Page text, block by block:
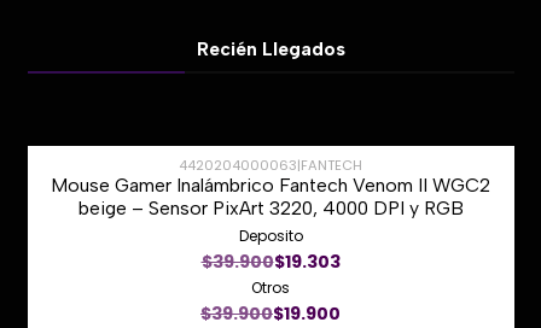
Recién Llegados
-50%
4420204000063|FANTECH
Mouse Gamer Inalámbrico Fantech Venom II WGC2
beige – Sensor PixArt 3220, 4000 DPI y RGB
Deposito
$39.900$19.303
Otros
$39.900$19.900